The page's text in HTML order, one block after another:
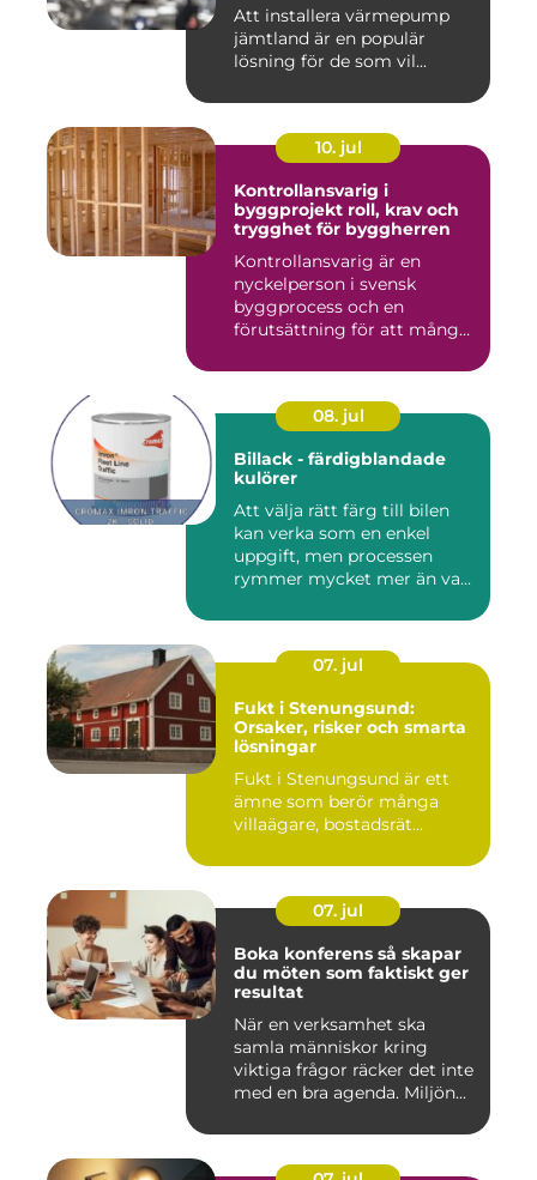
Att installera värmepump
jämtland är en populär
lösning för de som vil...
10. jul
Kontrollansvarig i
byggprojekt roll, krav och
trygghet för byggherren
Kontrollansvarig är en
nyckelperson i svensk
byggprocess och en
förutsättning för att många
08. jul
Billack - färdigblandade
kulörer
Att välja rätt färg till bilen
kan verka som en enkel
uppgift, men processen
rymmer mycket mer än va...
07. jul
Fukt i Stenungsund:
Orsaker, risker och smarta
lösningar
Fukt i Stenungsund är ett
ämne som berör många
villaägare, bostadsrät...
07. jul
Boka konferens så skapar
du möten som faktiskt ger
resultat
När en verksamhet ska
samla människor kring
viktiga frågor räcker det inte
med en bra agenda. Miljön...